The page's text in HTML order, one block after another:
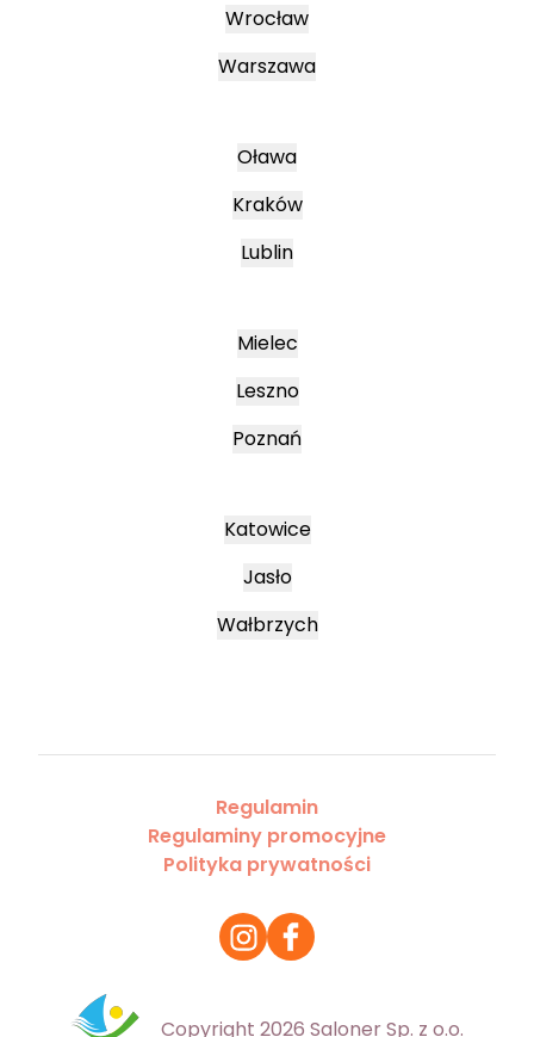
Wrocław
Warszawa
Oława
Kraków
Lublin
Mielec
Leszno
Poznań
Katowice
Jasło
Wałbrzych
Regulamin
Regulaminy promocyjne
Polityka prywatności
Copyright 2026 Saloner Sp. z o.o.